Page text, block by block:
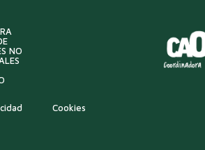
NO
Cookies